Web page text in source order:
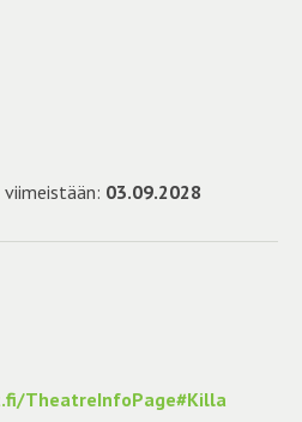
03.09.2028
TheatreInfoPage#Killa